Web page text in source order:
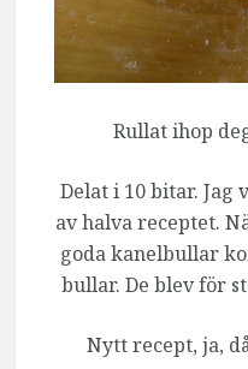
Rullat ihop
Delat i 10 bitar.
av halva receptet.
goda kanelbullar
bullar. De blev för
Nytt recept, ja,